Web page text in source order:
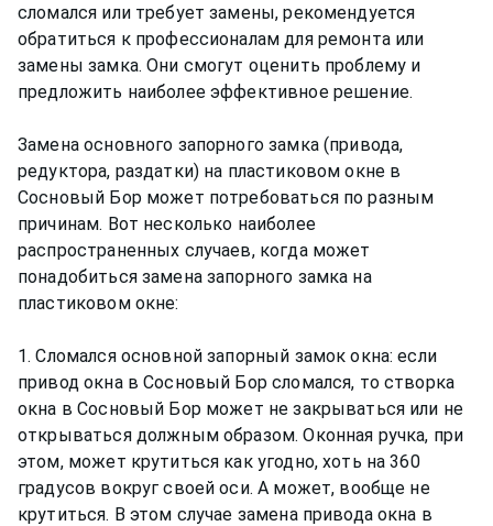
сломался или требует замены, рекомендуется
обратиться к профессионалам для ремонта или
замены замка. Они смогут оценить проблему и
предложить наиболее эффективное решение.
Замена основного запорного замка (привода,
редуктора, раздатки) на пластиковом окне в
Сосновый Бор может потребоваться по разным
причинам. Вот несколько наиболее
распространенных случаев, когда может
понадобиться замена запорного замка на
пластиковом окне:
1. Сломался основной запорный замок окна: если
привод окна в Сосновый Бор сломался, то створка
окна в Сосновый Бор может не закрываться или не
открываться должным образом. Оконная ручка, при
этом, может крутиться как угодно, хоть на 360
градусов вокруг своей оси. А может, вообще не
крутиться. В этом случае замена привода окна в